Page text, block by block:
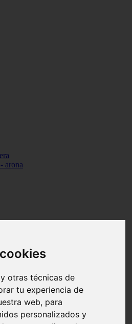
otras técnicas de
tu experiencia de
web, para
personalizados y
arona
compostela